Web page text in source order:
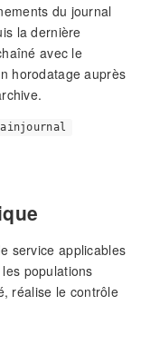
du journal
la dernière
avec le
horodatage auprès
service applicables
populations
réalise le contrôle